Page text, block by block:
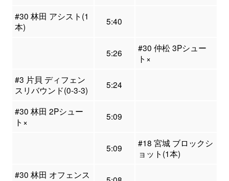
#30 林田 アシスト(1
本)
5:40
5:26
#30 仲松 3Pシュー
ト×
#3 片貝 ディフェン
スリバウンド(0-3-3)
5:24
#30 林田 2Pシュー
ト×
5:09
5:09
#18 宮城 ブロックシ
ョット(1本)
#30 林田 オフェンス